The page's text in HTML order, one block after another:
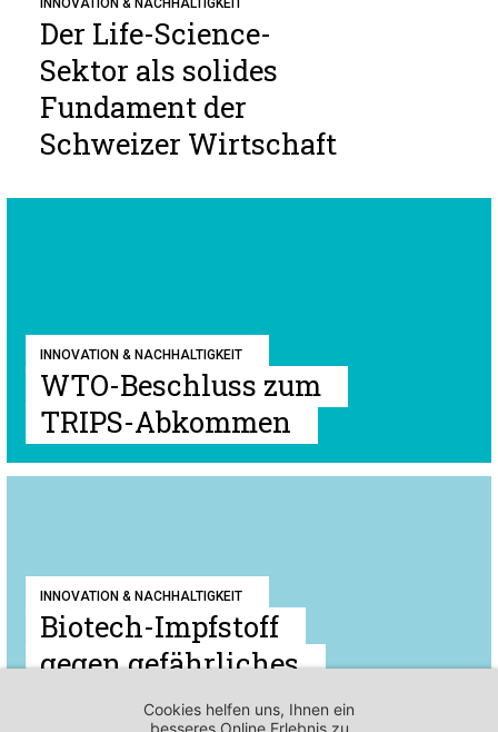
INNOVATION & NACHHALTIGKEIT
Der Life-Science-
Sektor als solides
Fundament der
Schweizer Wirtschaft
INNOVATION & NACHHALTIGKEIT
WTO-Beschluss zum
TRIPS-Abkommen
INNOVATION & NACHHALTIGKEIT
Biotech-Impfstoff
gegen gefährliches
Atemwegs-Virus RSV